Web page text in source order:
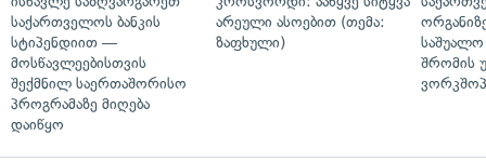
საქართველოს ბანკის
სტიპენდიით —
მოსწავლეებისთვის
შექმნილ საერთაშორისო
პროგრამაზე მიღება
დაიწყო
არეული ასოებით (თემა:
ზაფხული)
საშუალო
შრომის